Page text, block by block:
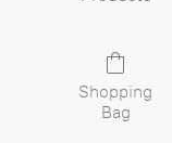
Shopping
Bag